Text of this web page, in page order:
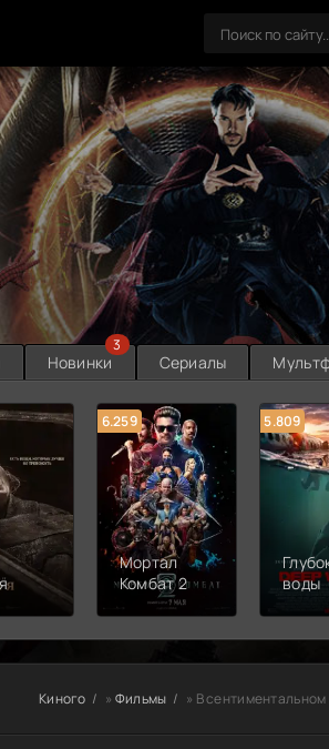
Новинки
3
Сериалы
6.259
Мортал
Комбат 2
5.809
воды
Киного » Фильмы » В